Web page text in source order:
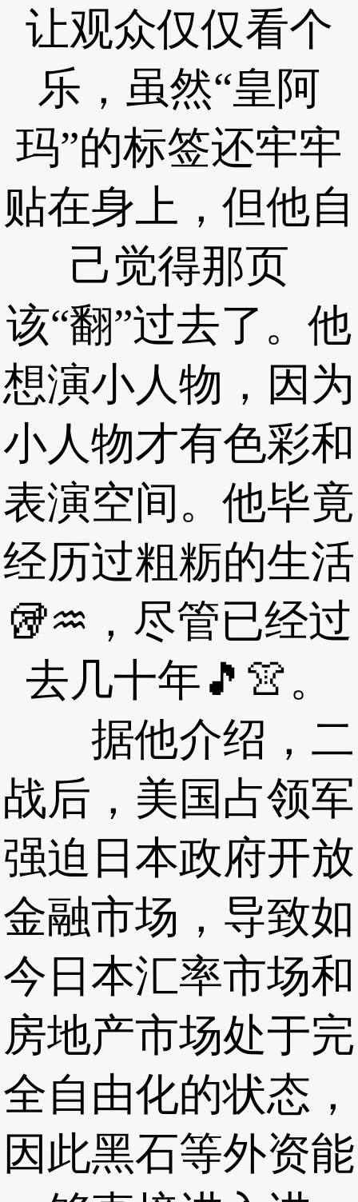
让观众仅仅看个
乐，虽然“皇阿
玛”的标签还牢牢
贴在身上，但他自
己觉得那页
该“翻”过去了。他
想演小人物，因为
小人物才有色彩和
表演空间。他毕竟
经历过粗粝的生活
🥡♒，尽管已经过
去几十年🎵👚。
据他介绍，二
战后，美国占领军
强迫日本政府开放
金融市场，导致如
今日本汇率市场和
房地产市场处于完
全自由化的状态，
因此黑石等外资能